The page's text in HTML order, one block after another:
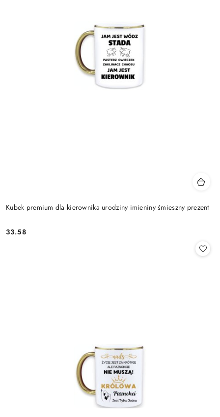
Kubek premium dla kierownika urodziny imieniny śmieszny prezent
Cena:
33.58